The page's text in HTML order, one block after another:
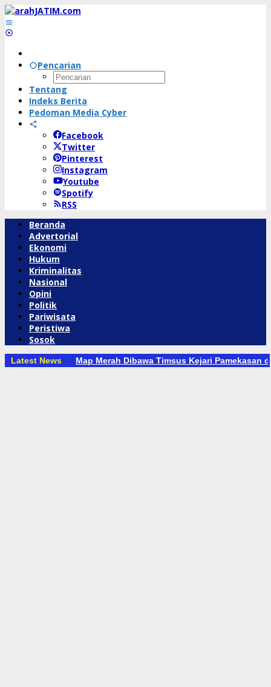
Lewati
ke
konten
Pencarian
Tentang
Indeks Berita
Pedoman Media Cyber
Facebook
Twitter
Pinterest
Instagram
Youtube
Spotify
RSS
Beranda
Advertorial
Ekonomi
Hukum
Kriminalitas
Nasional
Opini
Politik
Pariwisata
Peristiwa
Sosok
Latest News Map Merah Dibawa Timsus Kejari Pamekasan